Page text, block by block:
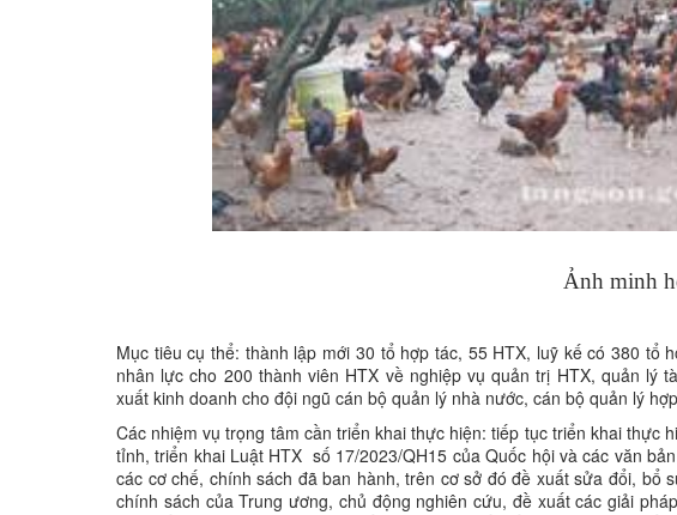
Ảnh minh
Mục tiêu cụ thể: thành lập mới 30 tổ hợp tác, 55 HTX, luỹ kế có 380 tổ
nhân lực cho 200 thành viên HTX về nghiệp vụ quản trị HTX, quản lý
xuất kinh doanh cho đội ngũ cán bộ quản lý nhà nước, cán bộ quản lý
Các nhiệm vụ trọng tâm cần triển khai thực hiện: tiếp tục triển khai thực
tỉnh, triển khai Luật HTX số 17/2023/QH15 của Quốc hội và các văn
các cơ chế, chính sách đã ban hành, trên cơ sở đó đề xuất sửa đổi, bổ
chính sách của Trung ương, chủ động nghiên cứu, đề xuất các giải